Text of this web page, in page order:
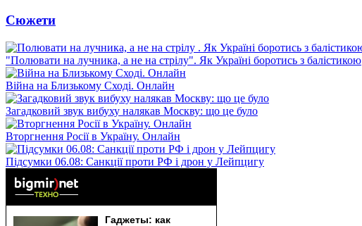
Сюжети
"Полювати на лучника, а не на стрілу". Як Україні боротись з балістикою
Війна на Близькому Сході. Онлайн
Загадковий звук вибуху налякав Москву: що це було
Вторгнення Росії в Україну. Онлайн
Підсумки 06.08: Санкції проти РФ і дрон у Лейпцигу